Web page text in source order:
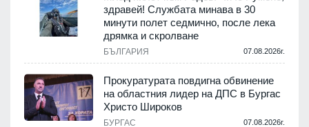
здравей! Службата минава в 30
минути полет седмично, после лека
дрямка и скролване
БЪЛГАРИЯ 07.08.2026г.
Прокуратурата повдигна обвинение
на областния лидер на ДПС в Бургас
Христо Широков
БУРГАС 07.08.2026г.